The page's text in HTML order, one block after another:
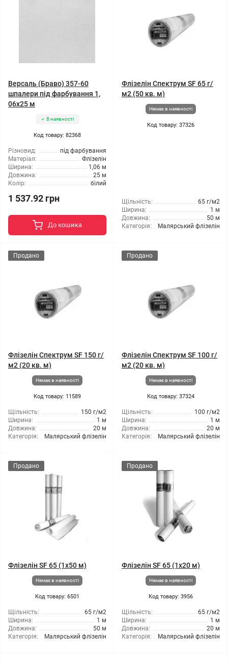
Версаль (Браво) 357-60
шпалери під фарбування 1,
06x25 м
В наявності
Код товару: 82368
Різновид:
під фарбування
Матеріал:
Флізелін
Ширина:
1,06 м
Довжина:
25 м
Колір:
білий
1 537.92 грн
До кошика
Флізелін Спектрум SF 65 г/
м2 (50 кв. м)
Немає в наявності
Код товару: 37326
Щільність:
65 г/м2
Ширина:
1 м
Довжина:
50 м
Категорія:
Малярський флізелін
Продано
Флізелін Спектрум SF 150 г/
м2 (20 кв. м)
Немає в наявності
Код товару: 11589
Щільність:
150 г/м2
Ширина:
1 м
Довжина:
20 м
Категорія:
Малярський флізелін
Продано
Флізелін Спектрум SF 100 г/
м2 (20 кв. м)
Немає в наявності
Код товару: 37324
Щільність:
100 г/м2
Ширина:
1 м
Довжина:
20 м
Категорія:
Малярський флізелін
Продано
Флізелін SF 65 (1x50 м)
Немає в наявності
Код товару: 6501
Щільність:
65 г/м2
Ширина:
1 м
Довжина:
50 м
Категорія:
Малярський флізелін
Продано
Флізелін SF 65 (1x20 м)
Немає в наявності
Код товару: 3956
Щільність:
65 г/м2
Ширина:
1 м
Довжина:
20 м
Категорія:
Малярський флізелін